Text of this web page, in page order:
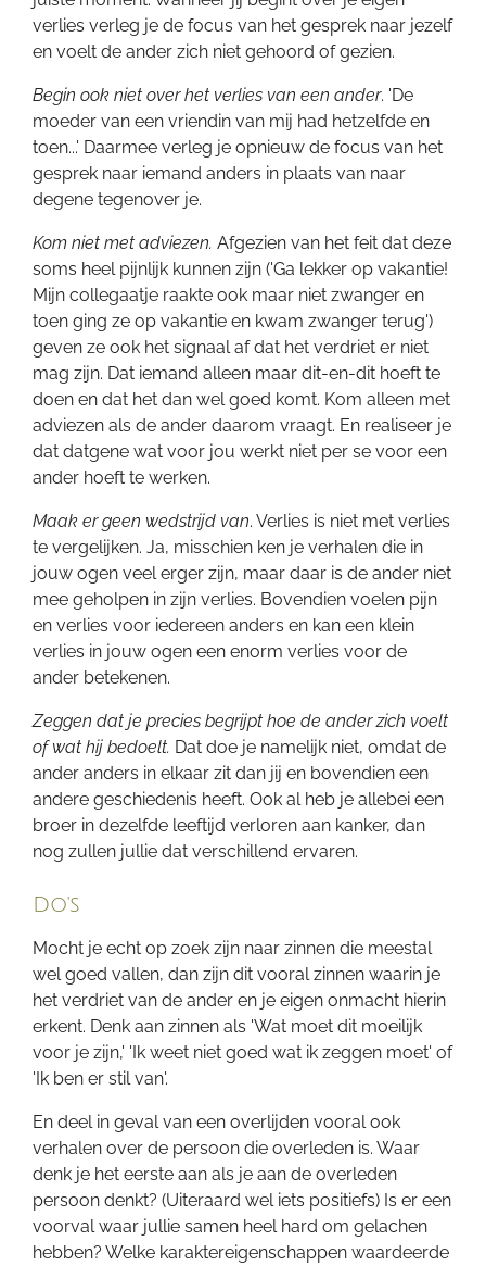
verlies verleg je de focus van het gesprek naar jezelf
en voelt de ander zich niet gehoord of gezien.
Begin ook niet over het verlies van een ander. 'De
moeder van een vriendin van mij had hetzelfde en
toen...' Daarmee verleg je opnieuw de focus van het
gesprek naar iemand anders in plaats van naar
degene tegenover je.
Kom niet met adviezen. Afgezien van het feit dat deze
soms heel pijnlijk kunnen zijn ('Ga lekker op vakantie!
Mijn collegaatje raakte ook maar niet zwanger en
toen ging ze op vakantie en kwam zwanger terug')
geven ze ook het signaal af dat het verdriet er niet
mag zijn. Dat iemand alleen maar dit-en-dit hoeft te
doen en dat het dan wel goed komt. Kom alleen met
adviezen als de ander daarom vraagt. En realiseer je
dat datgene wat voor jou werkt niet per se voor een
ander hoeft te werken.
Maak er geen wedstrijd van. Verlies is niet met verlies
te vergelijken. Ja, misschien ken je verhalen die in
jouw ogen veel erger zijn, maar daar is de ander niet
mee geholpen in zijn verlies. Bovendien voelen pijn
en verlies voor iedereen anders en kan een klein
verlies in jouw ogen een enorm verlies voor de
ander betekenen.
Zeggen dat je precies begrijpt hoe de ander zich voelt
of wat hij bedoelt. Dat doe je namelijk niet, omdat de
ander anders in elkaar zit dan jij en bovendien een
andere geschiedenis heeft. Ook al heb je allebei een
broer in dezelfde leeftijd verloren aan kanker, dan
nog zullen jullie dat verschillend ervaren.
Do's
Mocht je echt op zoek zijn naar zinnen die meestal
wel goed vallen, dan zijn dit vooral zinnen waarin je
het verdriet van de ander en je eigen onmacht hierin
erkent. Denk aan zinnen als 'Wat moet dit moeilijk
voor je zijn,' 'Ik weet niet goed wat ik zeggen moet' of
'Ik ben er stil van'.
En deel in geval van een overlijden vooral ook
verhalen over de persoon die overleden is. Waar
denk je het eerste aan als je aan de overleden
persoon denkt? (Uiteraard wel iets positiefs) Is er een
voorval waar jullie samen heel hard om gelachen
hebben? Welke karaktereigenschappen waardeerde